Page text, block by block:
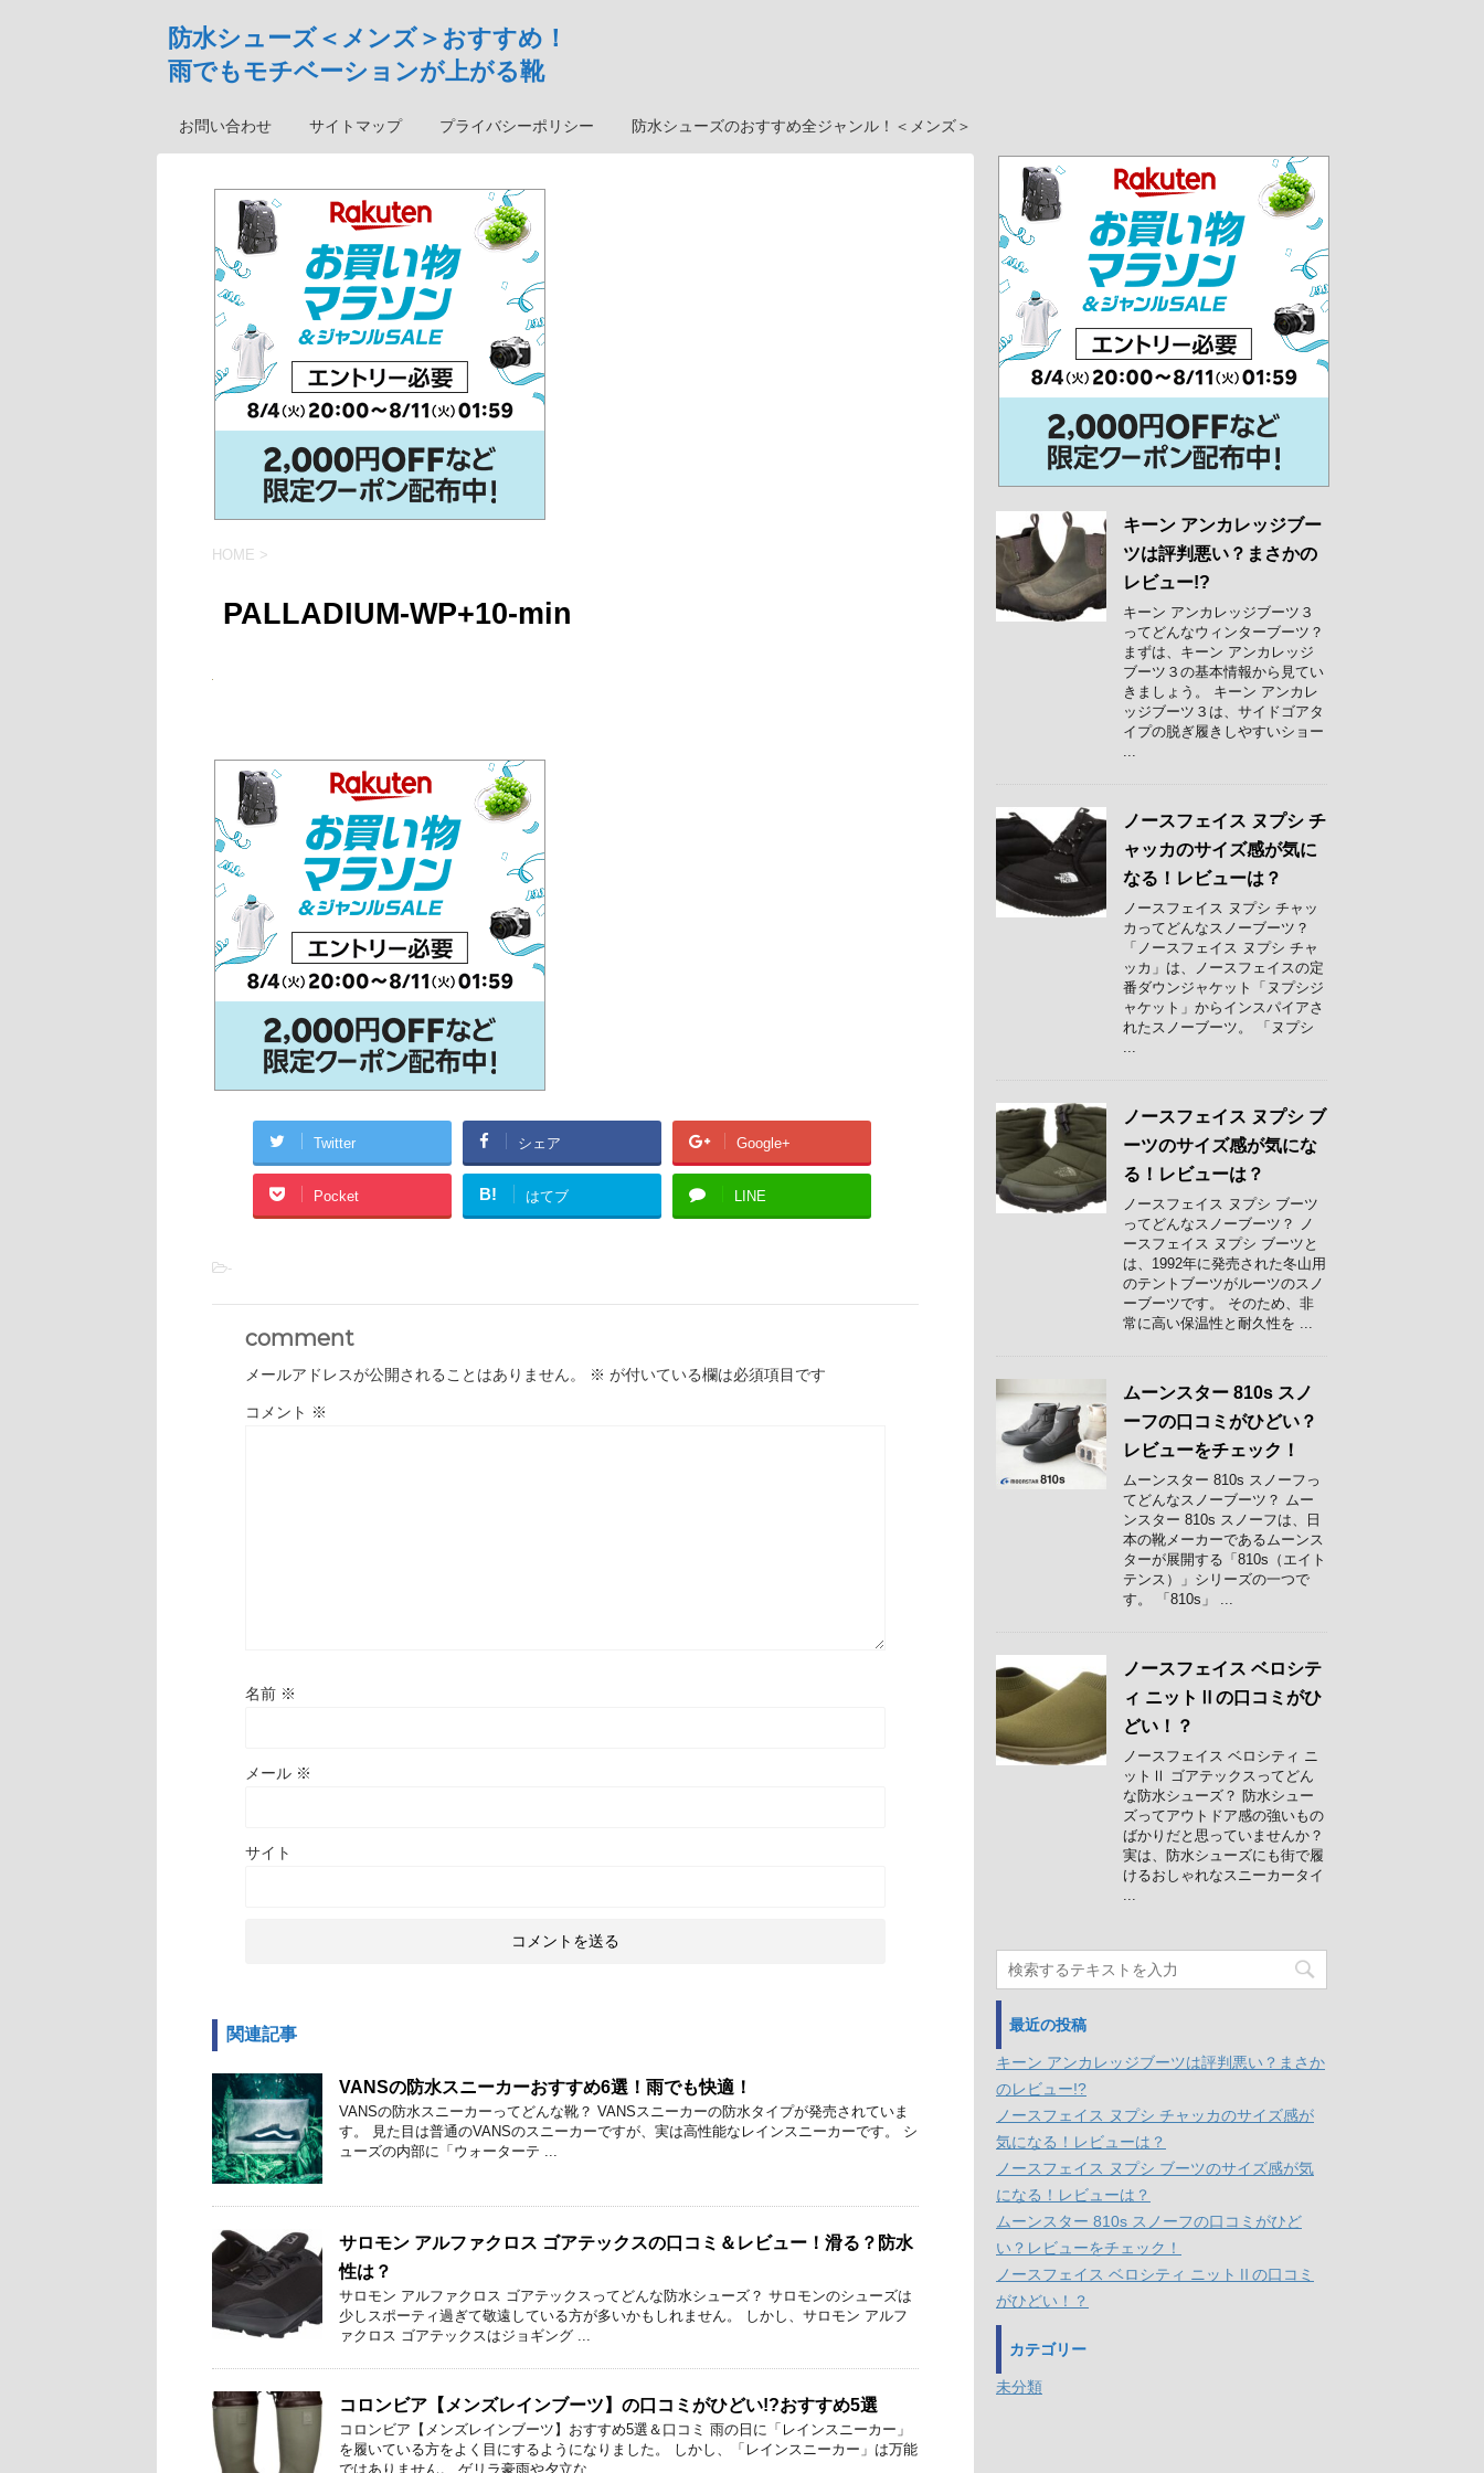
防水シューズ＜メンズ＞おすすめ！
雨でもモチベーションが上がる靴
お問い合わせ サイトマップ プライバシーポリシー 防水シューズのおすすめ全ジャンル！＜メンズ＞
HOME >
PALLADIUM-WP+10-min
Twitter シェア Google+
Pocket B! はてブ LINE
-
comment
メールアドレスが公開されることはありません。 ※ が付いている欄は必須項目です
コメント ※
名前 ※
メール ※
サイト
関連記事
VANSの防水スニーカーおすすめ6選！雨でも快適！
VANSの防水スニーカーってどんな靴？ VANSスニーカーの防水タイプが発売されていま
す。 見た目は普通のVANSのスニーカーですが、実は高性能なレインスニーカーです。 シ
ューズの内部に「ウォーターテ ...
サロモン アルファクロス ゴアテックスの口コミ＆レビュー！滑る？防水
性は？
サロモン アルファクロス ゴアテックスってどんな防水シューズ？ サロモンのシューズは
少しスポーティ過ぎて敬遠している方が多いかもしれません。 しかし、サロモン アルフ
ァクロス ゴアテックスはジョギング ...
コロンビア【メンズレインブーツ】の口コミがひどい!?おすすめ5選
コロンビア【メンズレインブーツ】おすすめ5選＆口コミ 雨の日に「レインスニーカー」
を履いている方をよく目にするようになりました。 しかし、「レインスニーカー」は万能
ではありません。 ゲリラ豪雨や夕立な ...
キーン アンカレッジブー
ツは評判悪い？まさかの
レビュー!?
キーン アンカレッジブーツ３
ってどんなウィンターブーツ？
まずは、キーン アンカレッジ
ブーツ３の基本情報から見てい
きましょう。 キーン アンカレ
ッジブーツ３は、サイドゴアタ
イプの脱ぎ履きしやすいショー
...
ノースフェイス ヌプシ チ
ャッカのサイズ感が気に
なる！レビューは？
ノースフェイス ヌプシ チャッ
カってどんなスノーブーツ？
「ノースフェイス ヌプシ チャ
ッカ」は、ノースフェイスの定
番ダウンジャケット「ヌプシジ
ャケット」からインスパイアさ
れたスノーブーツ。 「ヌプシ
...
ノースフェイス ヌプシ ブ
ーツのサイズ感が気にな
る！レビューは？
ノースフェイス ヌプシ ブーツ
ってどんなスノーブーツ？ ノ
ースフェイス ヌプシ ブーツと
は、1992年に発売された冬山用
のテントブーツがルーツのスノ
ーブーツです。 そのため、非
常に高い保温性と耐久性を ...
ムーンスター 810s スノ
ーフの口コミがひどい？
レビューをチェック！
ムーンスター 810s スノーフっ
てどんなスノーブーツ？ ムー
ンスター 810s スノーフは、日
本の靴メーカーであるムーンス
ターが展開する「810s（エイト
テンス）」シリーズの一つで
す。 「810s」 ...
ノースフェイス ベロシテ
ィ ニットⅡの口コミがひ
どい！？
ノースフェイス ベロシティ ニ
ットⅡ ゴアテックスってどん
な防水シューズ？ 防水シュー
ズってアウトドア感の強いもの
ばかりだと思っていませんか？
実は、防水シューズにも街で履
けるおしゃれなスニーカータイ
...
最近の投稿
キーン アンカレッジブーツは評判悪い？まさか
のレビュー!?
ノースフェイス ヌプシ チャッカのサイズ感が
気になる！レビューは？
ノースフェイス ヌプシ ブーツのサイズ感が気
になる！レビューは？
ムーンスター 810s スノーフの口コミがひど
い？レビューをチェック！
ノースフェイス ベロシティ ニットⅡの口コミ
がひどい！？
カテゴリー
未分類